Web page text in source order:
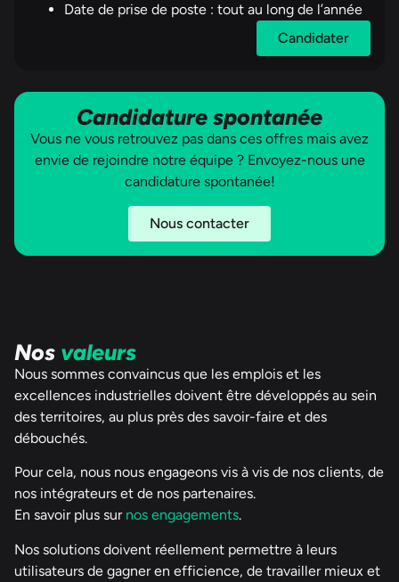
Date de prise de poste : tout au long de l’année
Candidater
Candidature spontanée
Vous ne vous retrouvez pas dans ces offres mais avez
envie de rejoindre notre équipe ? Envoyez-nous une
candidature spontanée!
Nous contacter
Nos valeurs
Nous sommes convaincus que les emplois et les
excellences industrielles doivent être développés au sein
des territoires, au plus près des savoir-faire et des
débouchés.
Pour cela, nous nous engageons vis à vis de nos clients, de
nos intégrateurs et de nos partenaires.
En savoir plus sur nos engagements.
Nos solutions doivent réellement permettre à leurs
utilisateurs de gagner en efficience, de travailler mieux et